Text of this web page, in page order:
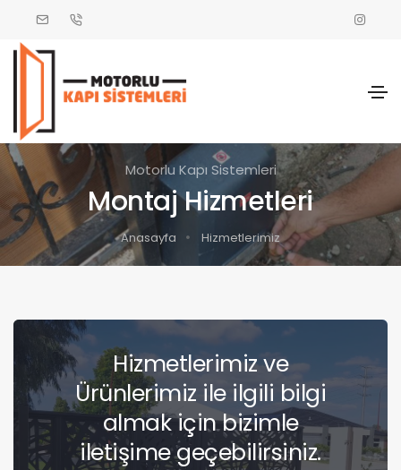
Motorlu Kapı Sistemleri
Montaj Hizmetleri
Anasayfa Hizmetlerimiz
Hizmetlerimiz ve
Ürünlerimiz ile ilgili bilgi
almak için bizimle
iletişime geçebilirsiniz.